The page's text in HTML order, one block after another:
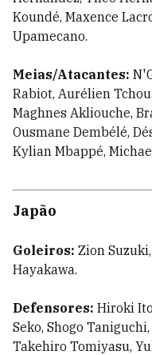
Koundé, Maxence
Upamecano.
Meias/Atacantes:
Rabiot, Aurélien
Maghnes Akliouche,
Ousmane Dembélé,
Kylian Mbappé,
Japão
Goleiros: Zion
Hayakawa.
Defensores: Hiroki
Seko, Shogo
Takehiro Tomiyasu,